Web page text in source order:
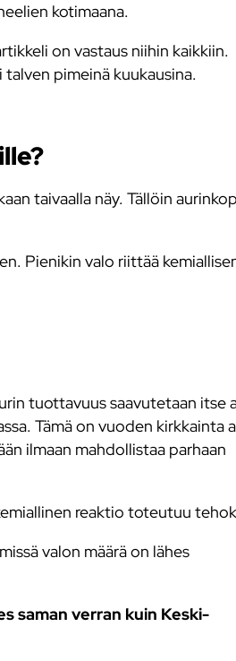
kotimaana.
on vastaus niihin kaikkiin.
pimeinä kuukausina.
taivaalla näy. Tällöin
Pienikin valo riittää
tuottavuus saavutetaan itse
Tämä on vuoden kirkkainta
ilmaan mahdollistaa parhaan
reaktio toteutuu
valon määrä on lähes
saman verran kuin Keski-